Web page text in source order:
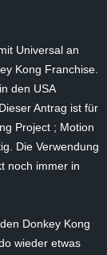
Universal an
Kong Franchise.
den USA
Antrag ist für
Project ; Motion
Die Verwendung
noch immer in
Donkey Kong
wieder etwas